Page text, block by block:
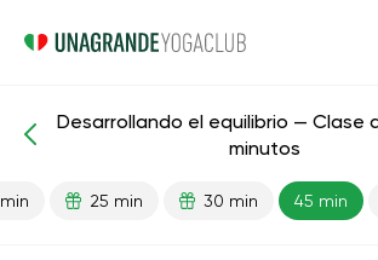
Lecciones preparadas Balance
Desarrollando el equilibrio — Clase
minutos
25 min 30 min 45 min